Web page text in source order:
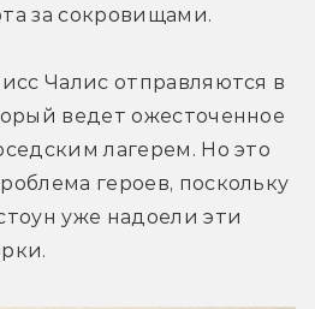
за сокровищами.
Чалис отправляются в
ведет ожесточенное
лагерем. Но это
героев, поскольку
уже надоели эти